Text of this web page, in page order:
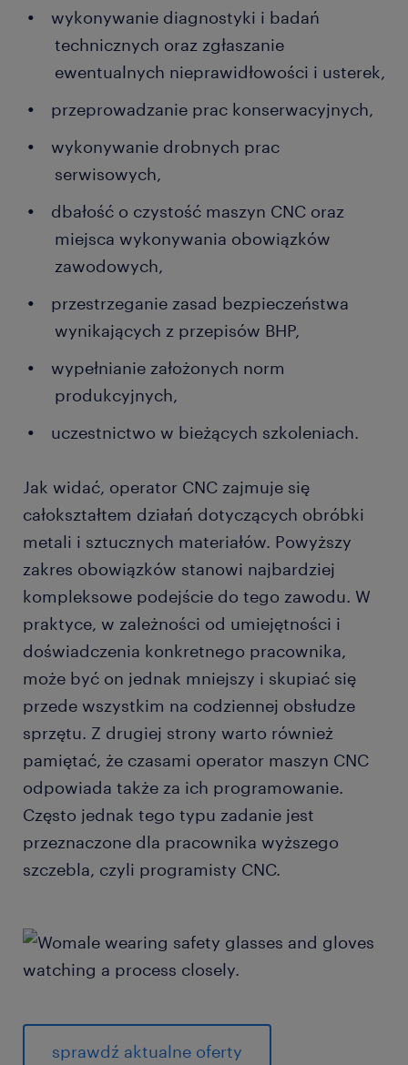
wykonywanie diagnostyki i badań
technicznych oraz zgłaszanie
ewentualnych nieprawidłowości i usterek,
przeprowadzanie prac konserwacyjnych,
wykonywanie drobnych prac
serwisowych,
dbałość o czystość maszyn CNC oraz
miejsca wykonywania obowiązków
zawodowych,
przestrzeganie zasad bezpieczeństwa
wynikających z przepisów BHP,
wypełnianie założonych norm
produkcyjnych,
uczestnictwo w bieżących szkoleniach.
Jak widać, operator CNC zajmuje się
całokształtem działań dotyczących obróbki
metali i sztucznych materiałów. Powyższy
zakres obowiązków stanowi najbardziej
kompleksowe podejście do tego zawodu. W
praktyce, w zależności od umiejętności i
doświadczenia konkretnego pracownika,
może być on jednak mniejszy i skupiać się
przede wszystkim na codziennej obsłudze
sprzętu. Z drugiej strony warto również
pamiętać, że czasami operator maszyn CNC
odpowiada także za ich programowanie.
Często jednak tego typu zadanie jest
przeznaczone dla pracownika wyższego
szczebla, czyli programisty CNC.
sprawdź aktualne oferty